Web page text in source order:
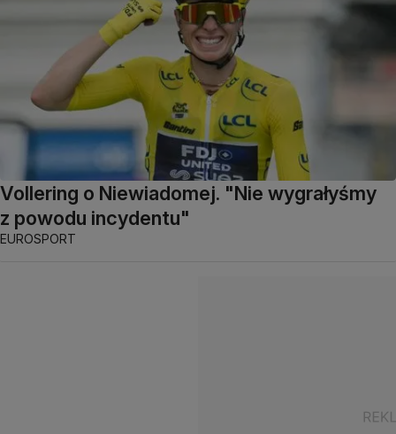
Vollering o Niewiadomej. "Nie wygrałyśmy
z powodu incydentu"
EUROSPORT